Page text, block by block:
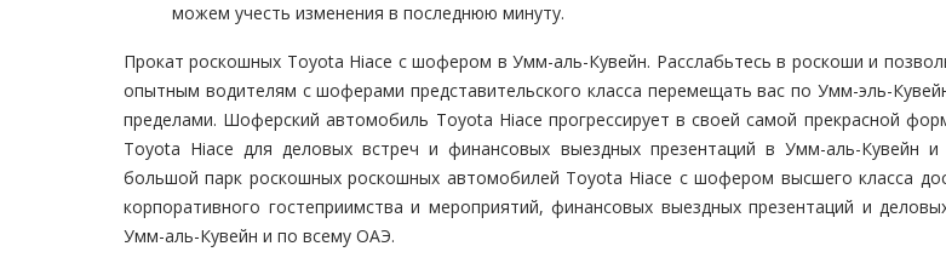
можем учесть изменения в последнюю минуту.
Прокат роскошных Toyota Hiace с шофером в Умм-аль-Кувейн. Расслабьтесь в роскоши и
опытным водителям с шоферами представительского класса перемещать вас по Умм-эль-
пределами. Шоферский автомобиль Toyota Hiace прогрессирует в своей самой прекрасной
Toyota Hiace для деловых встреч и финансовых выездных презентаций в Умм-аль-Кувейн
большой парк роскошных роскошных автомобилей Toyota Hiace с шофером высшего класса
корпоративного гостеприимства и мероприятий, финансовых выездных презентаций и
Умм-аль-Кувейн и по всему ОАЭ.